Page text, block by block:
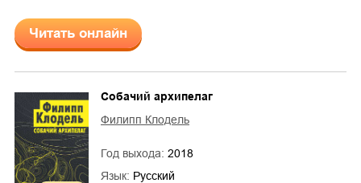
Читать онлайн
Собачий архипелаг
Филипп Клодель
Год выхода: 2018
Язык: Русский